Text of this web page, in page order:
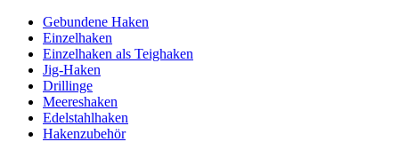
Gebundene Haken
Einzelhaken
Einzelhaken als Teighaken
Jig-Haken
Drillinge
Meereshaken
Edelstahlhaken
Hakenzubehör